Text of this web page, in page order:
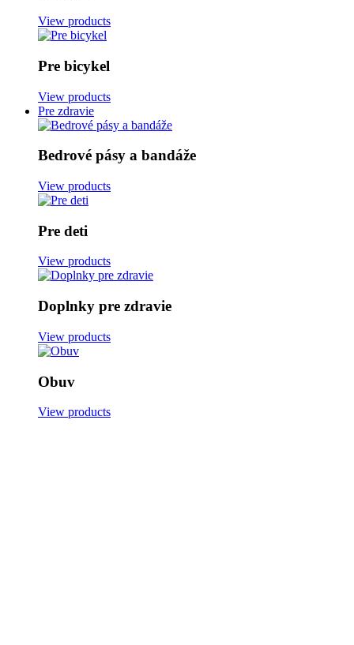
View products
Pre bicykel
View products
Pre zdravie
Bedrové pásy a bandáže
View products
Pre deti
View products
Doplnky pre zdravie
View products
Obuv
View products